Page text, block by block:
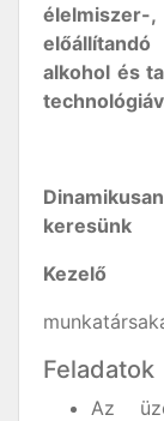
élelmiszer-
alkohol és
keresünk
Kezelő
Feladatok
Az